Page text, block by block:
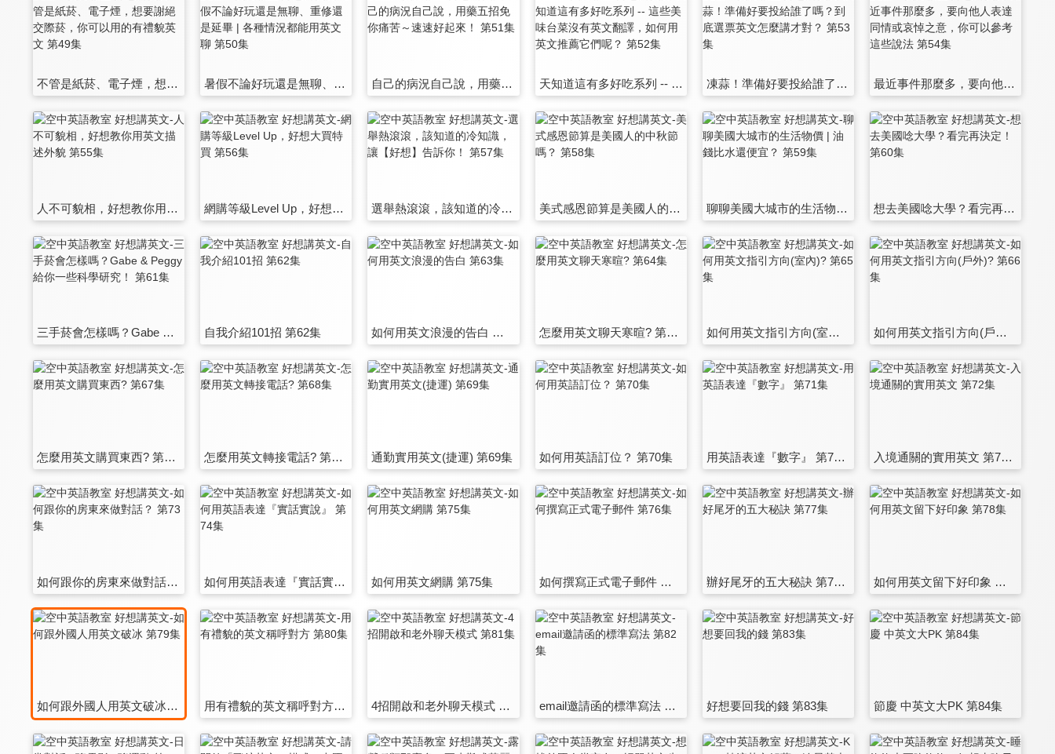
不管是紙菸、電子煙，想要謝絕交際菸，你可以用的有禮貌英文 第49集 暑假不論好玩還是無聊、重修還是延畢 | 各種情況都能用英文聊 第50集 自己的病況自己說，用藥五招免你痛苦～速速好起來！ 第51集 天知道這有多好吃系列 -- 這些美味台菜沒有英文翻譯，如何用英文推薦它們呢？ 第52集 凍蒜！準備好要投給誰了嗎？到底選票英文怎麼講才對？ 第53集 最近事件那麼多，要向他人表達同情或哀悼之意，你可以參考這些說法 第54集
人不可貌相，好想教你用英文描述外貌 第55集 網購等級Level Up，好想大買特買 第56集 選舉熱滾滾，該知道的冷知識，讓【好想】告訴你！ 第57集 美式感恩節算是美國人的中秋節嗎？ 第58集 聊聊美國大城市的生活物價 | 油錢比水還便宜？ 第59集 想去美國唸大學？看完再決定！ 第60集
三手菸會怎樣嗎？Gabe & Peggy 給你一些科學研究！ 第61集 自我介紹101招 第62集 如何用英文浪漫的告白 第63集 怎麼用英文聊天寒暄? 第64集 如何用英文指引方向(室內)? 第65集 如何用英文指引方向(戶外)? 第66集
怎麼用英文購買東西? 第67集 怎麼用英文轉接電話? 第68集 通勤實用英文(捷運) 第69集 如何用英語訂位？ 第70集 用英語表達『數字』 第71集 入境通關的實用英文 第72集
如何跟你的房東來做對話？ 第73集 如何用英語表達『實話實說』 第74集 如何用英文網購 第75集 如何撰寫正式電子郵件 第76集 辦好尾牙的五大秘訣 第77集 如何用英文留下好印象 第78集
如何跟外國人用英文破冰 第79集 用有禮貌的英文稱呼對方 第80集 4招開啟和老外聊天模式 第81集 email邀請函的標準寫法 第82集 好想要回我的錢 第83集 節慶 中英文大PK 第84集